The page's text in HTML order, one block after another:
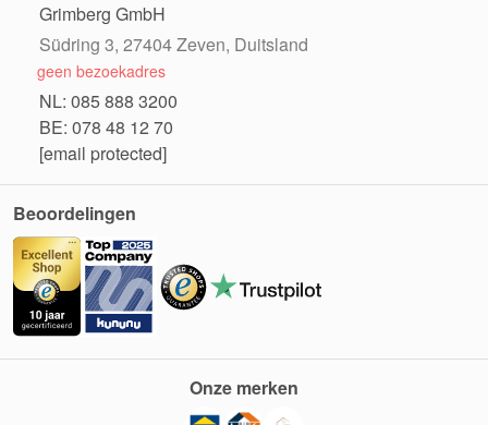
Grimberg GmbH
Südring 3, 27404 Zeven, Duitsland
geen bezoekadres
NL: 085 888 3200
BE: 078 48 12 70
[email protected]
Beoordelingen
Onze merken